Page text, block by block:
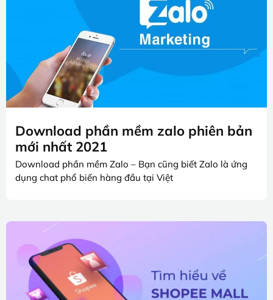
Download phần mềm zalo phiên bản
mới nhất 2021
Download phần mềm Zalo – Bạn cũng biết Zalo là ứng
dụng chat phổ biến hàng đầu tại Việt